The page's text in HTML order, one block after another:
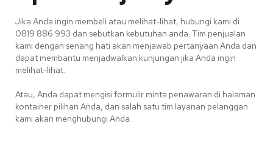
Jika Anda ingin membeli atau melihat-lihat, hubungi kami di
0819 886 993 dan sebutkan kebutuhan anda. Tim penjualan
kami dengan senang hati akan menjawab pertanyaan Anda dan
dapat membantu menjadwalkan kunjungan jika Anda ingin
melihat-lihat.
Atau, Anda dapat mengisi formulir minta penawaran di halaman
kontainer pilihan Anda, dan salah satu tim layanan pelanggan
kami akan menghubungi Anda.